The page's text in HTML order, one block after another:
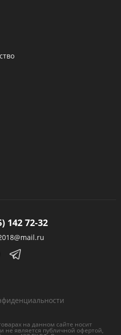
142 72-32
на данном сайте носит
является публичной офертой,